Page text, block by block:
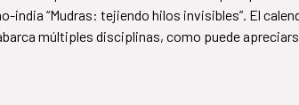
“Mudras: tejiendo hilos invisibles”. El
múltiples disciplinas, como puede